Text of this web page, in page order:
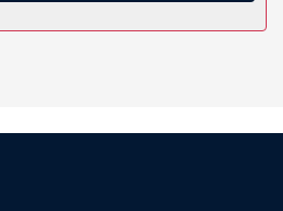
het restaurant of blijf op je